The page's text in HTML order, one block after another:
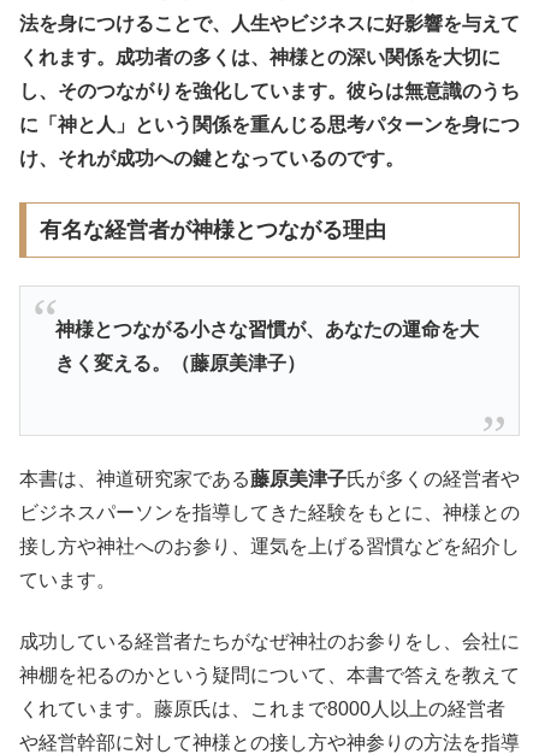
法を身につけることで、人生やビジネスに好影響を与えて
くれます。成功者の多くは、神様との深い関係を大切に
し、そのつながりを強化しています。彼らは無意識のうち
に「神と人」という関係を重んじる思考パターンを身につ
け、それが成功への鍵となっているのです。
有名な経営者が神様とつながる理由
神様とつながる小さな習慣が、あなたの運命を大
きく変える。（藤原美津子）
本書は、神道研究家である藤原美津子氏が多くの経営者や
ビジネスパーソンを指導してきた経験をもとに、神様との
接し方や神社へのお参り、運気を上げる習慣などを紹介し
ています。
成功している経営者たちがなぜ神社のお参りをし、会社に
神棚を祀るのかという疑問について、本書で答えを教えて
くれています。藤原氏は、これまで8000人以上の経営者
や経営幹部に対して神様との接し方や神参りの方法を指導